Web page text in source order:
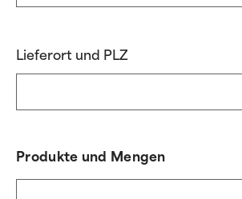
Lieferort und PLZ
Produkte und Mengen